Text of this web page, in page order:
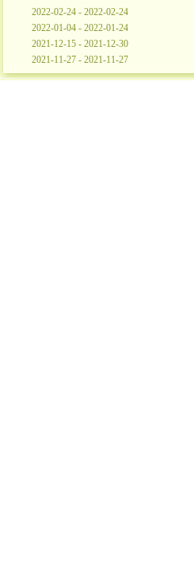
2022-02-24 - 2022-02-24
2022-01-04 - 2022-01-24
2021-12-15 - 2021-12-30
2021-11-27 - 2021-11-27